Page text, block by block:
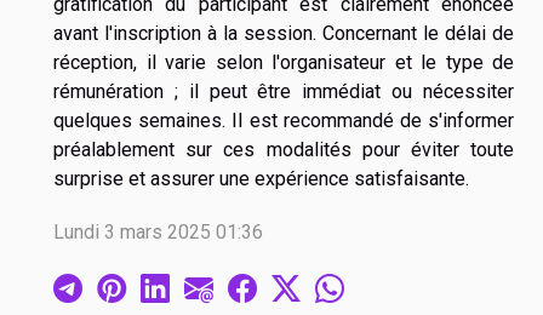
avant l'inscription à la session. Concernant le délai de
réception, il varie selon l'organisateur et le type de
rémunération ; il peut être immédiat ou nécessiter
quelques semaines. Il est recommandé de s'informer
préalablement sur ces modalités pour éviter toute
surprise et assurer une expérience satisfaisante.
Lundi 3 mars 2025 01:36